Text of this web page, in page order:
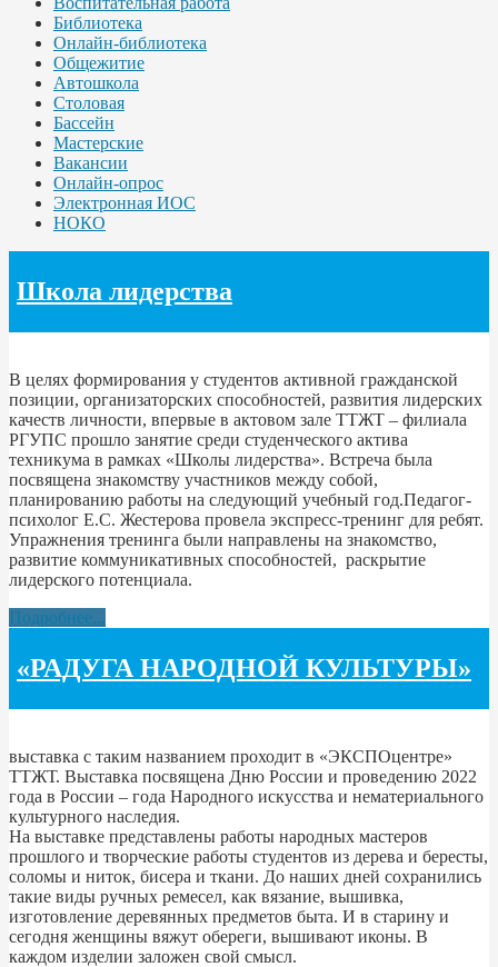
Библиотека
Онлайн-библиотека
Общежитие
Автошкола
Столовая
Бассейн
Мастерские
Вакансии
Онлайн-опрос
Электронная ИОС
НОКО
Школа лидерства
В целях формирования у студентов активной гражданской
позиции, организаторских способностей, развития лидерских
качеств личности, впервые в актовом зале ТТЖТ – филиала
РГУПС прошло занятие среди студенческого актива
техникума в рамках «Школы лидерства». Встреча была
посвящена знакомству участников между собой,
планированию работы на следующий учебный год.Педагог-
психолог Е.С. Жестерова провела экспресс-тренинг для ребят.
Упражнения тренинга были направлены на знакомство,
развитие коммуникативных способностей, раскрытие
лидерского потенциала.
Подробнее...
«РАДУГА НАРОДНОЙ КУЛЬТУРЫ»
выставка с таким названием проходит в «ЭКСПОцентре»
ТТЖТ. Выставка посвящена Дню России и проведению 2022
года в России – года Народного искусства и нематериального
культурного наследия.
На выставке представлены работы народных мастеров
прошлого и творческие работы студентов из дерева и бересты,
соломы и ниток, бисера и ткани. До наших дней сохранились
такие виды ручных ремесел, как вязание, вышивка,
изготовление деревянных предметов быта. И в старину и
сегодня женщины вяжут обереги, вышивают иконы. В
каждом изделии заложен свой смысл.